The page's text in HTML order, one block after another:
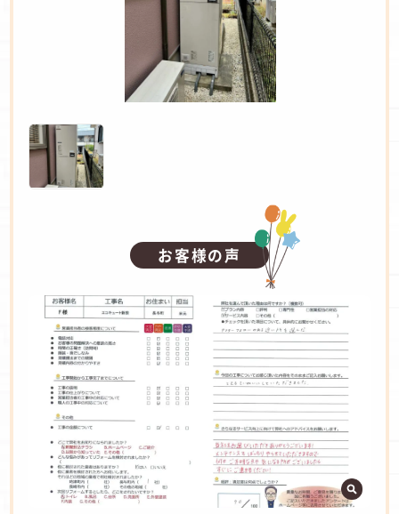
お客様の声